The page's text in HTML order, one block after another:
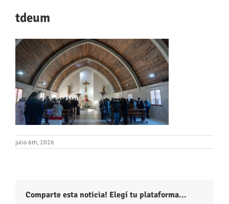
tdeum
julio 6th, 2026
Comparte esta noticia! Elegí tu plataforma...